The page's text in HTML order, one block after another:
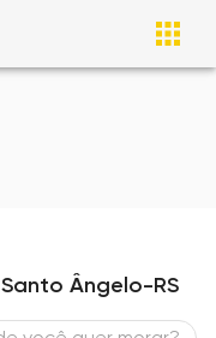
Santo Ângelo-RS